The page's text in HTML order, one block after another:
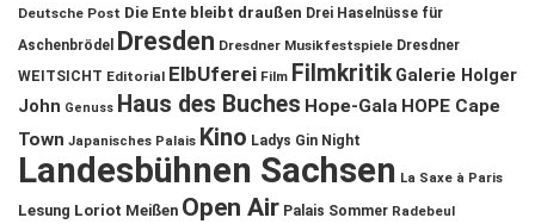
Deutsche Post Die Ente bleibt draußen Drei Haselnüsse für
Aschenbrödel
Dresden Dresdner Musikfestspiele Dresdner
WEITSICHT Editorial ElbUferei Film Filmkritik Galerie Holger
John Genuss Haus des Buches Hope-Gala HOPE Cape
Town Japanisches Palais Kino Ladys Gin Night
Landesbühnen Sachsen La Saxe à Paris
Lesung Loriot Meißen Open Air Palais Sommer Radebeul